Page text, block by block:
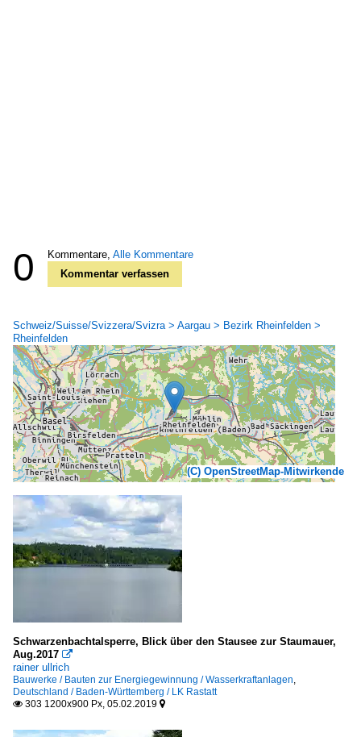
0 Kommentare, Alle Kommentare
Kommentar verfassen
Schweiz/Suisse/Svizzera/Svizra > Aargau > Bezirk Rheinfelden >
Rheinfelden
(C) OpenStreetMap-Mitwirkende
Schwarzenbachtalsperre, Blick über den Stausee zur Staumauer,
Aug.2017 
rainer ullrich
Bauwerke / Bauten zur Energiegewinnung / Wasserkraftanlagen,
Deutschland / Baden-Württemberg / LK Rastatt
 303 1200x900 Px, 05.02.2019 